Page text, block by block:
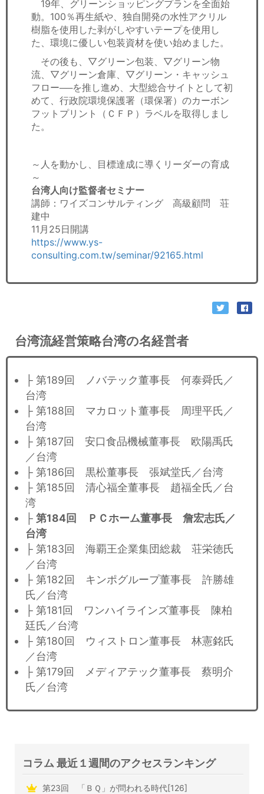
19年、グリーンショッピングプランを全面始
動。100％再生紙や、独自開発の水性アクリル
樹脂を使用した剥がしやすいテープを使用し
た、環境に優しい包装資材を使い始めました。
その後も、▽グリーン包装、▽グリーン物
流、▽グリーン倉庫、▽グリーン・キャッシュ
フロー──を推し進め、大型総合サイトとして初
めて、行政院環境保護署（環保署）のカーボン
フットプリント（ＣＦＰ）ラベルを取得しまし
た。
～人を動かし、目標達成に導くリーダーの育成
～
台湾人向け監督者セミナー
講師：ワイズコンサルティング 高級顧問 荘
建中
11月25日開講
https://www.ys-
consulting.com.tw/seminar/92165.html
台湾流経営策略台湾の名経営者
├ 第189回 ノバテック董事長 何泰舜氏／
台湾
├ 第188回 マカロット董事長 周理平氏／
台湾
├ 第187回 安口食品機械董事長 欧陽禹氏
／台湾
├ 第186回 黒松董事長 張斌堂氏／台湾
├ 第185回 清心福全董事長 趙福全氏／台
湾
├ 第184回 ＰＣホーム董事長 詹宏志氏／
台湾
├ 第183回 海覇王企業集団総裁 荘栄徳氏
／台湾
├ 第182回 キンポグループ董事長 許勝雄
氏／台湾
├ 第181回 ワンハイラインズ董事長 陳柏
廷氏／台湾
├ 第180回 ウィストロン董事長 林憲銘氏
／台湾
├ 第179回 メディアテック董事長 蔡明介
氏／台湾
コラム 最近１週間のアクセスランキング
第23回 「ＢＱ」が問われる時代[126]